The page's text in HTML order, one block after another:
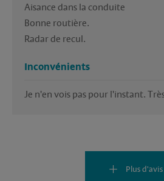
Aisance dans la conduite
Bonne routière.
Radar de recul.
Inconvénients
Je n'en vois pas pour l'instant.
Plus d'avis